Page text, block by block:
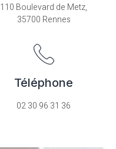
110 Boulevard de Metz,
35700 Rennes
Téléphone
02 30 96 31 36